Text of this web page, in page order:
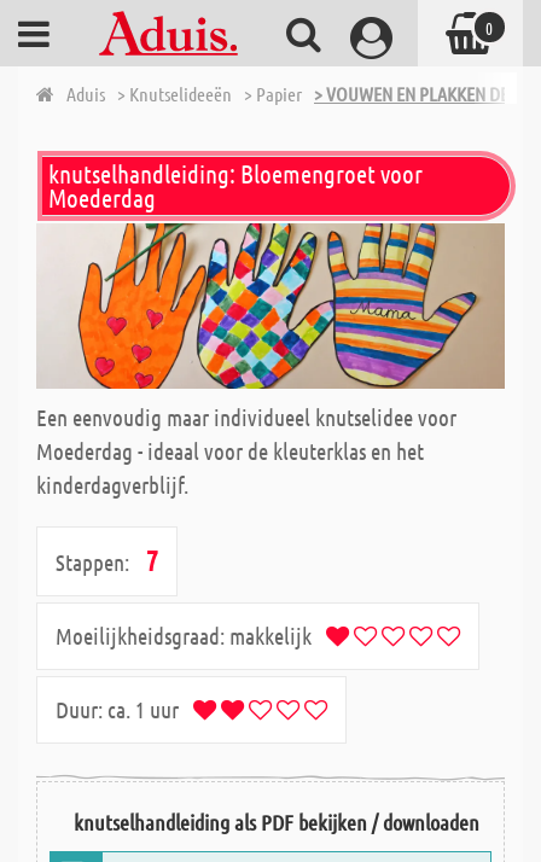
Aduis > Knutselideeën > Papier > VOUWEN EN PLAKKEN DEEL 2
knutselhandleiding: Bloemengroet voor
Moederdag
Een eenvoudig maar individueel knutselidee voor
Moederdag - ideaal voor de kleuterklas en het
kinderdagverblijf.
Stappen: 7
Moeilijkheidsgraad: makkelijk
Duur: ca. 1 uur
knutselhandleiding als PDF bekijken / downloaden
0